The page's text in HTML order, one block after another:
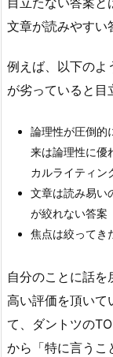
文章が読みやすい
例えば、以下のよ
が劣っていると目
論理性が圧倒的
来は論理性に優
カルライティン
文章は読み易い
が絞れない答案
焦点は絞ってき
自分のことに話
高い評価を頂い
て、ダントツの
から「特に言うこ